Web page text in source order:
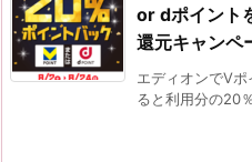
or dポイント
還元キャンペ
エディオンでV
ると利用分の20